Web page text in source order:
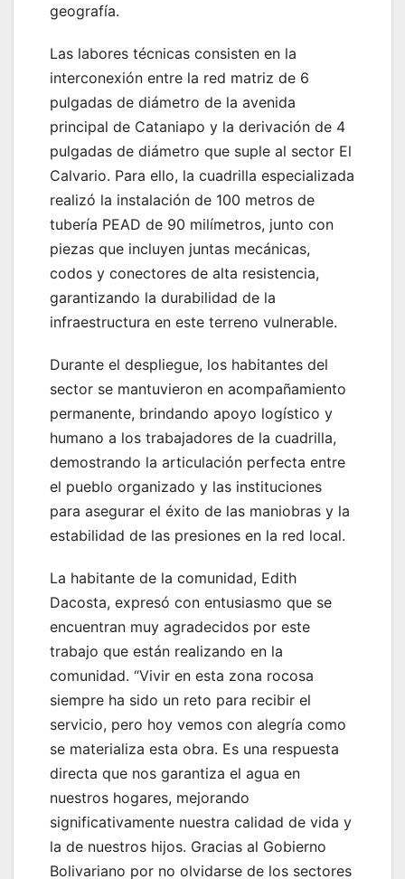
geografía.
Las labores técnicas consisten en la
interconexión entre la red matriz de 6
pulgadas de diámetro de la avenida
principal de Cataniapo y la derivación de 4
pulgadas de diámetro que suple al sector El
Calvario. Para ello, la cuadrilla especializada
realizó la instalación de 100 metros de
tubería PEAD de 90 milímetros, junto con
piezas que incluyen juntas mecánicas,
codos y conectores de alta resistencia,
garantizando la durabilidad de la
infraestructura en este terreno vulnerable.
Durante el despliegue, los habitantes del
sector se mantuvieron en acompañamiento
permanente, brindando apoyo logístico y
humano a los trabajadores de la cuadrilla,
demostrando la articulación perfecta entre
el pueblo organizado y las instituciones
para asegurar el éxito de las maniobras y la
estabilidad de las presiones en la red local.
La habitante de la comunidad, Edith
Dacosta, expresó con entusiasmo que se
encuentran muy agradecidos por este
trabajo que están realizando en la
comunidad. “Vivir en esta zona rocosa
siempre ha sido un reto para recibir el
servicio, pero hoy vemos con alegría como
se materializa esta obra. Es una respuesta
directa que nos garantiza el agua en
nuestros hogares, mejorando
significativamente nuestra calidad de vida y
la de nuestros hijos. Gracias al Gobierno
Bolivariano por no olvidarse de los sectores